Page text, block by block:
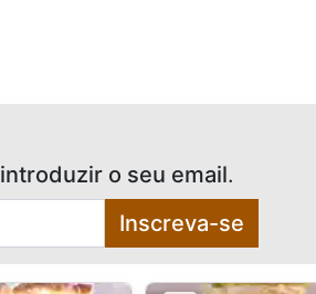
introduzir o seu email.
Inscreva-se